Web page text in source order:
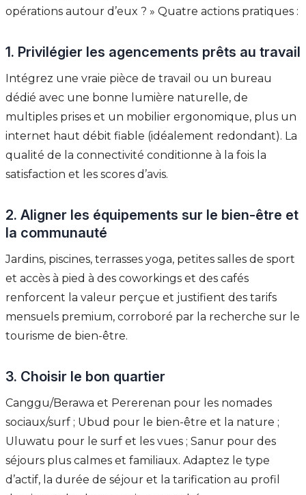
opérations autour d’eux ? » Quatre actions pratiques :
1. Privilégier les agencements prêts au travail
Intégrez une vraie pièce de travail ou un bureau
dédié avec une bonne lumière naturelle, de
multiples prises et un mobilier ergonomique, plus un
internet haut débit fiable (idéalement redondant). La
qualité de la connectivité conditionne à la fois la
satisfaction et les scores d’avis.
2. Aligner les équipements sur le bien-être et
la communauté
Jardins, piscines, terrasses yoga, petites salles de sport
et accès à pied à des coworkings et des cafés
renforcent la valeur perçue et justifient des tarifs
mensuels premium, corroboré par la recherche sur le
tourisme de bien-être.
3. Choisir le bon quartier
Canggu/Berawa et Pererenan pour les nomades
sociaux/surf ; Ubud pour le bien-être et la nature ;
Uluwatu pour le surf et les vues ; Sanur pour des
séjours plus calmes et familiaux. Adaptez le type
d’actif, la durée de séjour et la tarification au profil